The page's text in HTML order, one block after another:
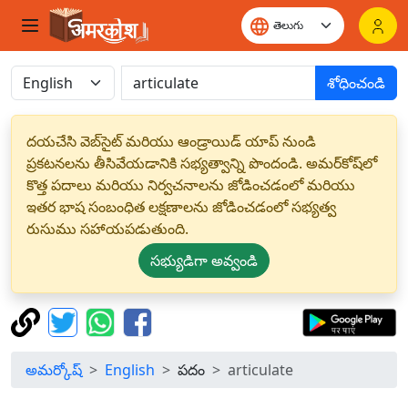
శోధించండి
దయచేసి వెబ్‌సైట్ మరియు ఆండ్రాయిడ్ యాప్ నుండి
ప్రకటనలను తీసివేయడానికి సభ్యత్వాన్ని పొందండి. అమర్‌కోష్‌లో
కొత్త పదాలు మరియు నిర్వచనాలను జోడించడంలో మరియు
ఇతర భాష సంబంధిత లక్షణాలను జోడించడంలో సభ్యత్వ
రుసుము సహాయపడుతుంది.
సభ్యుడిగా అవ్వండి
అమర్కోష్ English పదం articulate